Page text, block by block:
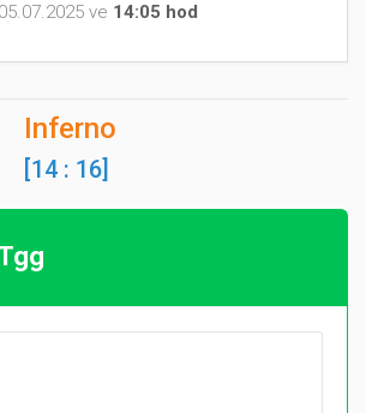
05.07.2025 ve 14:05 hod
Inferno
[14 : 16]